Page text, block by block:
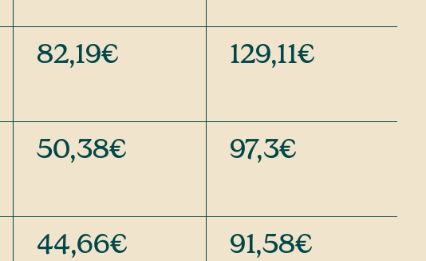
82,19€ 129,11€
50,38€ 97,3€
44,66€ 91,58€